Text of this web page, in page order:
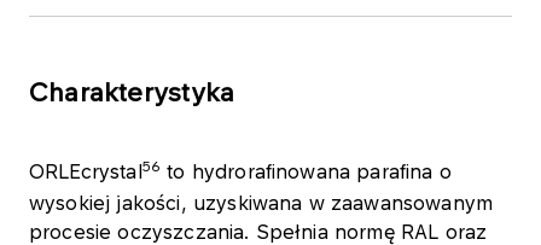
Charakterystyka
ORLEcrystal56 to hydrorafinowana parafina o
wysokiej jakości, uzyskiwana w zaawansowanym
procesie oczyszczania. Spełnia normę RAL oraz